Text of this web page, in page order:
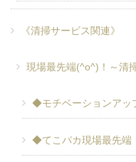
《清掃サービス関連》
現場最先端(^o^)！～清
◆モチベーションアッ
◆てこパカ現場最先端